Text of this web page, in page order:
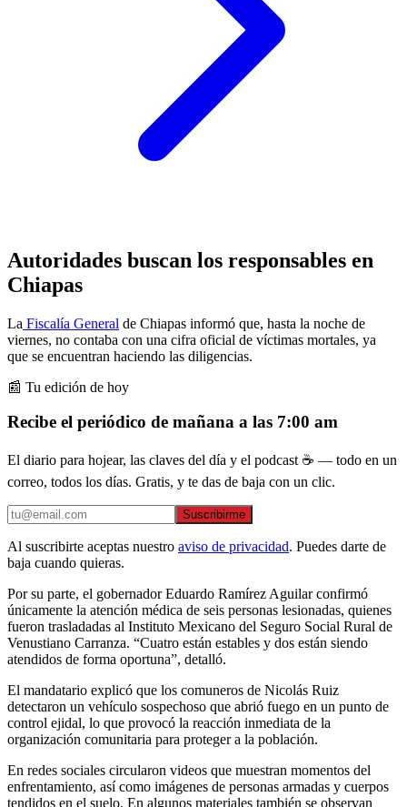
Autoridades buscan los responsables en
Chiapas
La Fiscalía General de Chiapas informó que, hasta la noche de
viernes, no contaba con una cifra oficial de víctimas mortales, ya
que se encuentran haciendo las diligencias.
📰 Tu edición de hoy
Recibe el periódico de mañana a las 7:00 am
El diario para hojear, las claves del día y el podcast ☕ — todo en un
correo, todos los días. Gratis, y te das de baja con un clic.
Suscribirme
Al suscribirte aceptas nuestro aviso de privacidad. Puedes darte de
baja cuando quieras.
Por su parte, el gobernador Eduardo Ramírez Aguilar confirmó
únicamente la atención médica de seis personas lesionadas, quienes
fueron trasladadas al Instituto Mexicano del Seguro Social Rural de
Venustiano Carranza. “Cuatro están estables y dos están siendo
atendidos de forma oportuna”, detalló.
El mandatario explicó que los comuneros de Nicolás Ruiz
detectaron un vehículo sospechoso que abrió fuego en un punto de
control ejidal, lo que provocó la reacción inmediata de la
organización comunitaria para proteger a la población.
En redes sociales circularon videos que muestran momentos del
enfrentamiento, así como imágenes de personas armadas y cuerpos
tendidos en el suelo. En algunos materiales también se observan